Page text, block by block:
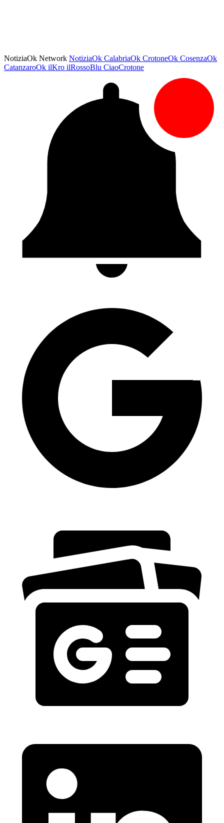
NotiziaOk Network NotiziaOk CalabriaOk CrotoneOk CosenzaOk
CatanzaroOk ilKro ilRossoBlu CiaoCrotone